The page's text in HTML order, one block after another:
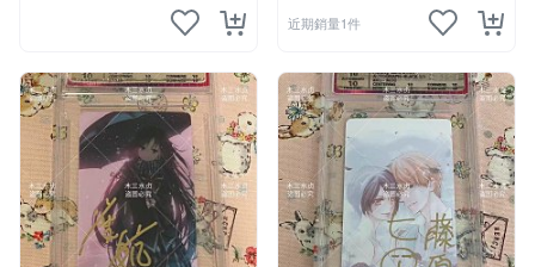
近期銷量1件